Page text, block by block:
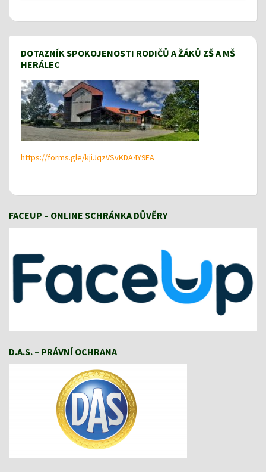
DOTAZNÍK SPOKOJENOSTI RODIČŮ A ŽÁKŮ ZŠ A MŠ
HERÁLEC
https://forms.gle/kjiJqzVSvKDA4Y9EA
FACEUP – ONLINE SCHRÁNKA DŮVĚRY
D.A.S. – PRÁVNÍ OCHRANA